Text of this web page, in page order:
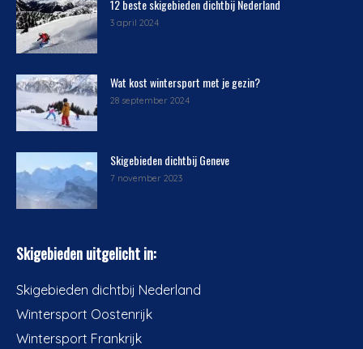
12 beste skigebieden dichtbij Nederland
3 april 2024
Wat kost wintersport met je gezin?
28 september 2024
Skigebieden dichtbij Geneve
7 november 2023
Skigebieden uitgelicht in:
Skigebieden dichtbij Nederland
Wintersport Oostenrijk
Wintersport Frankrijk